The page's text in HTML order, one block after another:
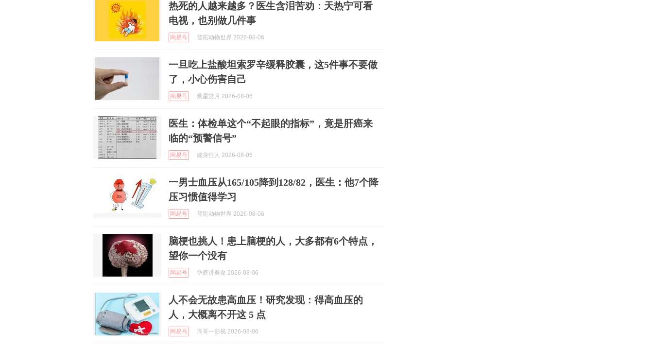
热死的人越来越多？医生含泪苦劝：天热宁可看
电视，也别做几件事
网易号 普陀动物世界 2026-08-06
一旦吃上盐酸坦索罗辛缓释胶囊，这5件事不要做
了，小心伤害自己
网易号 观星赏月 2026-08-06
医生：体检单这个“不起眼的指标”，竟是肝癌来
临的“预警信号”
网易号 健身狂人 2026-08-06
一男士血压从165/105降到128/82，医生：他7个降
压习惯值得学习
网易号 普陀动物世界 2026-08-06
脑梗也挑人！患上脑梗的人，大多都有6个特点，
望你一个没有
网易号 华庭讲美食 2026-08-06
人不会无故患高血压！研究发现：得高血压的
人，大概离不开这 5 点
网易号 周哥一影视 2026-08-06